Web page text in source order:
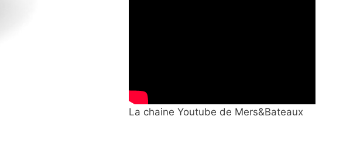
La chaine Youtube de Mers&Bateaux